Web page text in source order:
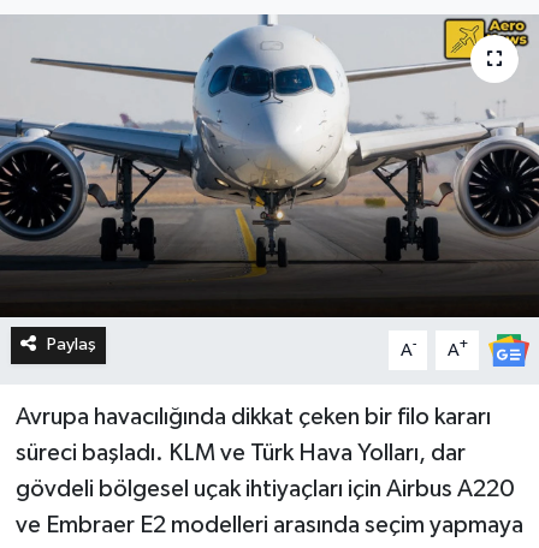
Paylaş A- A+
Avrupa havacılığında dikkat çeken bir filo kararı
süreci başladı. KLM ve Türk Hava Yolları, dar
gövdeli bölgesel uçak ihtiyaçları için Airbus A220
ve Embraer E2 modelleri arasında seçim yapmaya